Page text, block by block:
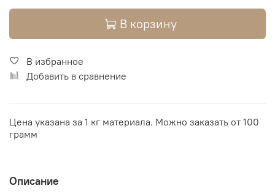
В корзину
В избранное
Добавить в сравнение
Цена указана за 1 кг материала. Можно заказать от 100
грамм
Описание